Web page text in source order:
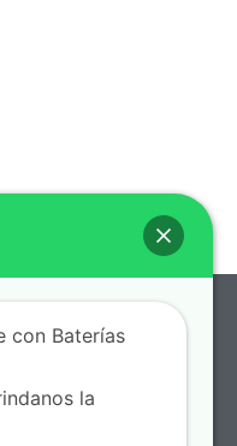
con Baterías
la